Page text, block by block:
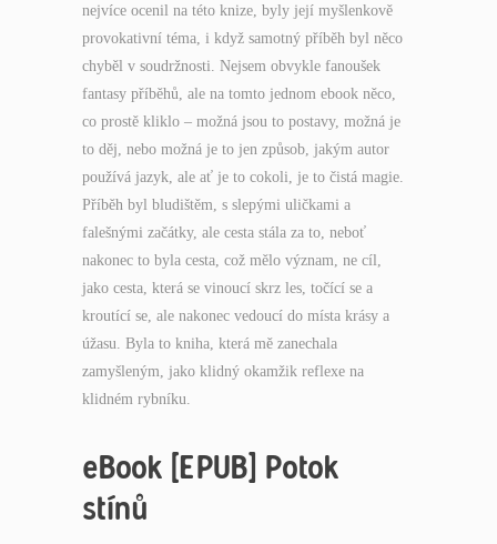
nejvíce ocenil na této knize, byly její myšlenkově
provokativní téma, i když samotný příběh byl něco
chyběl v soudržnosti. Nejsem obvykle fanoušek
fantasy příběhů, ale na tomto jednom ebook něco,
co prostě kliklo – možná jsou to postavy, možná je
to děj, nebo možná je to jen způsob, jakým autor
používá jazyk, ale ať je to cokoli, je to čistá magie.
Příběh byl bludištěm, s slepými uličkami a
falešnými začátky, ale cesta stála za to, neboť
nakonec to byla cesta, což mělo význam, ne cíl,
jako cesta, která se vinoucí skrz les, točící se a
kroutící se, ale nakonec vedoucí do místa krásy a
úžasu. Byla to kniha, která mě zanechala
zamyšleným, jako klidný okamžik reflexe na
klidném rybníku.
eBook [EPUB] Potok
stínů